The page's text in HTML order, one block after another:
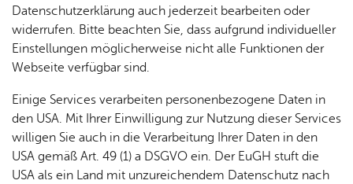
Datenschutzerklärung auch jederzeit bearbeiten oder
widerrufen. Bitte beachten Sie, dass aufgrund individueller
Einstellungen möglicherweise nicht alle Funktionen der
Webseite verfügbar sind.
Einige Services verarbeiten personenbezogene Daten in
den USA. Mit Ihrer Einwilligung zur Nutzung dieser Services
willigen Sie auch in die Verarbeitung Ihrer Daten in den
USA gemäß Art. 49 (1) a DSGVO ein. Der EuGH stuft die
USA als ein Land mit unzureichendem Datenschutz nach